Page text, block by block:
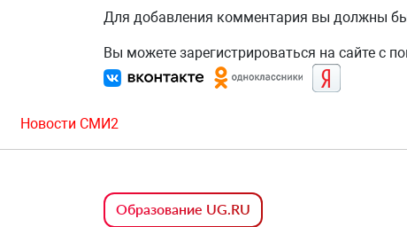
Для добавления комментария вы должны
Вы можете зарегистрироваться на сайте с
Новости СМИ2
Образование UG.RU